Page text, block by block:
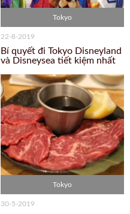
Tokyo
22-8-2019
Bí quyết đi Tokyo Disneyland
và Disneysea tiết kiệm nhất
Tokyo
30-5-2019